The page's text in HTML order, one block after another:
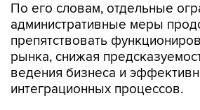
По его словам, отдельные
административные меры
препятствовать
рынка, снижая
ведения бизнеса и
интеграционных процессов.